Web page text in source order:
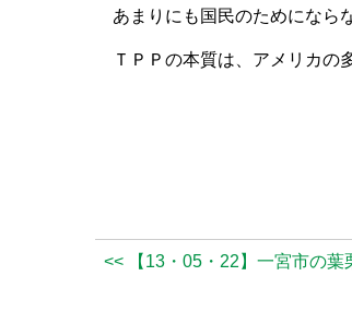
あまりにも国民のためになら
ＴＰＰの本質は、アメリカの
<< 【13・05・22】一宮市の葉